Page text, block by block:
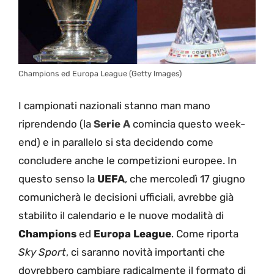
Champions ed Europa League (Getty Images)
I campionati nazionali stanno man mano
riprendendo (la Serie A comincia questo week-
end) e in parallelo si sta decidendo come
concludere anche le competizioni europee. In
questo senso la UEFA, che mercoledì 17 giugno
comunicherà le decisioni ufficiali, avrebbe già
stabilito il calendario e le nuove modalità di
Champions ed Europa League. Come riporta
Sky Sport, ci saranno novità importanti che
dovrebbero cambiare radicalmente il formato di